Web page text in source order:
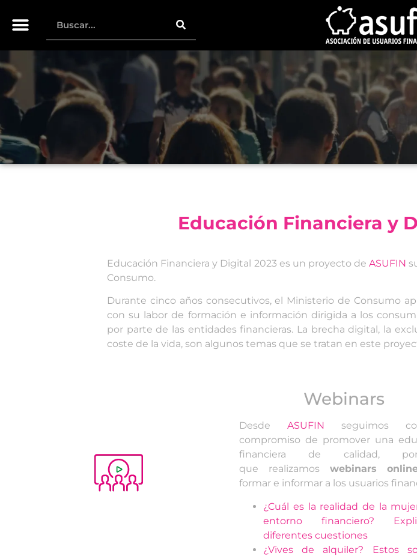
Educación Financiera y
Educación Financiera y Digital 2023 es un proyecto deASUFIN
Consumo.
Durante cinco años consecutivos, el Ministerio de Consumo
con su labor de formación e información dirigida a los
por parte de las entidades financieras. La brecha digital, la
coste de la vida, son algunos temas que se tratan en este
Webinars
DesdeASUFIN seguimos
compromiso de promover una
financiera de calidad,
que realizamos webinars
formar e informar a los usuarios
¿Cuál es la realidad de la
entorno financiero?
diferentes cuestiones
¿Vives de alquiler? Estos